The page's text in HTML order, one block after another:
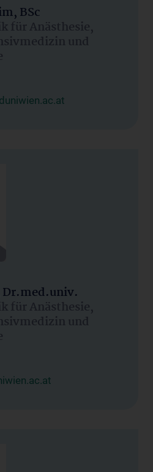
BSc
für Anästhesie,
und
Dr.med.univ.
für Anästhesie,
und